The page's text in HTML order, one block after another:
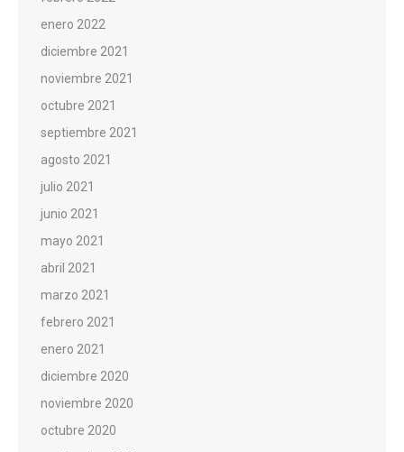
enero 2022
diciembre 2021
noviembre 2021
octubre 2021
septiembre 2021
agosto 2021
julio 2021
junio 2021
mayo 2021
abril 2021
marzo 2021
febrero 2021
enero 2021
diciembre 2020
noviembre 2020
octubre 2020